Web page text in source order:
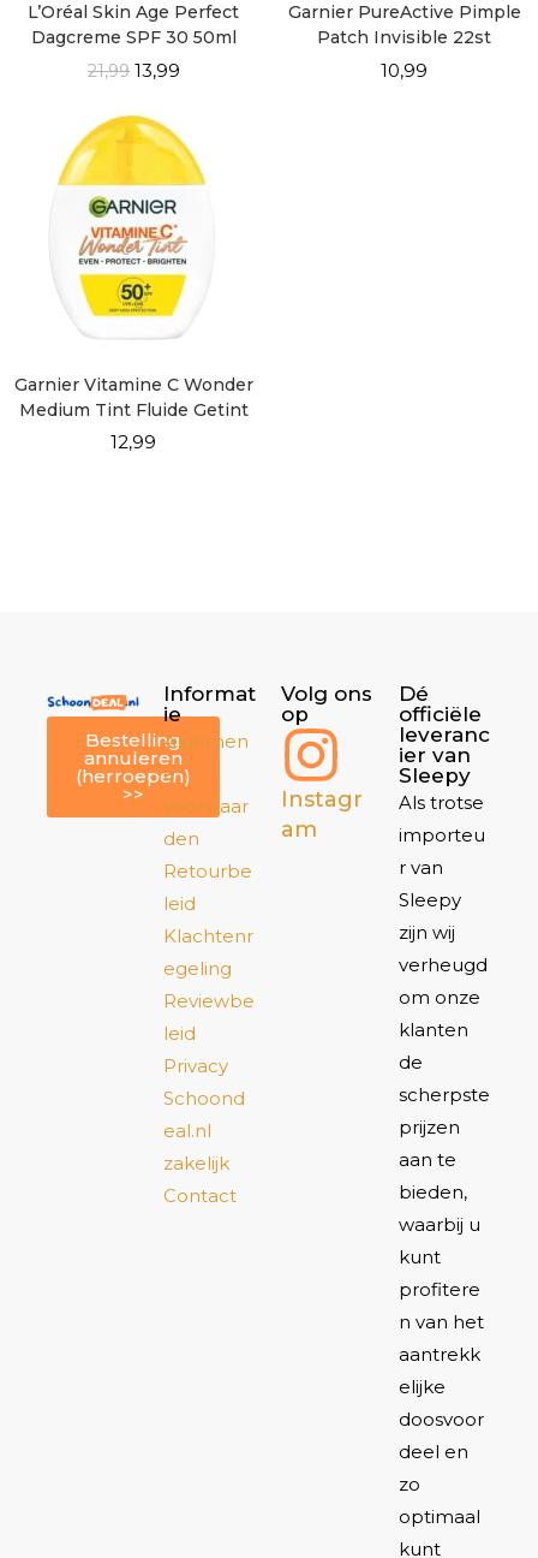
L’Oréal Skin Age Perfect
Dagcreme SPF 30 50ml
21,99 13,99
Garnier PureActive Pimple
Patch Invisible 22st
10,99
Garnier Vitamine C Wonder
Medium Tint Fluide Getint
Alles-in-1 SPF 50+
12,99
Bestelling
annuleren
(herroepen)
>>
Informat
ie
Algemen
e
voorwaar
den
Retourbe
leid
Klachtenr
egeling
Reviewbe
leid
Privacy
Schoond
eal.nl
zakelijk
Contact
Volg ons
op
Instagr
am
Dé
officiële
leveranc
ier van
Sleepy
Als trotse
importeu
r van
Sleepy
zijn wij
verheugd
om onze
klanten
de
scherpste
prijzen
aan te
bieden,
waarbij u
kunt
profitere
n van het
aantrekk
elijke
doosvoor
deel en
zo
optimaal
kunt